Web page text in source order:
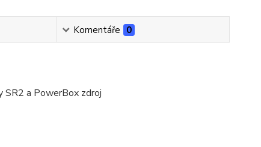
Komentáře 0
SR2 a PowerBox zdroj